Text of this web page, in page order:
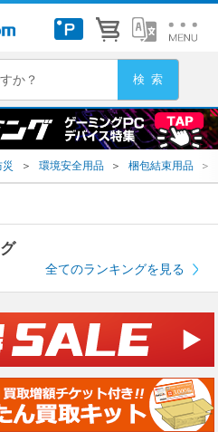
＞ 環境安全用品 ＞ 梱包結束用品 ＞
全てのランキングを見る